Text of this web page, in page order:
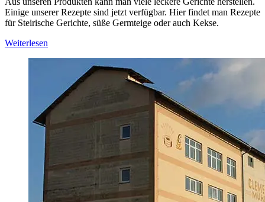
Einige unserer Rezepte sind jetzt verfügbar. Hier findet man Rezepte
für Steirische Gerichte, süße Germteige oder auch Kekse.
Weiterlesen